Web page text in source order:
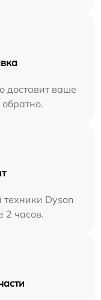
доставит ваше
Dyson
2 часов.